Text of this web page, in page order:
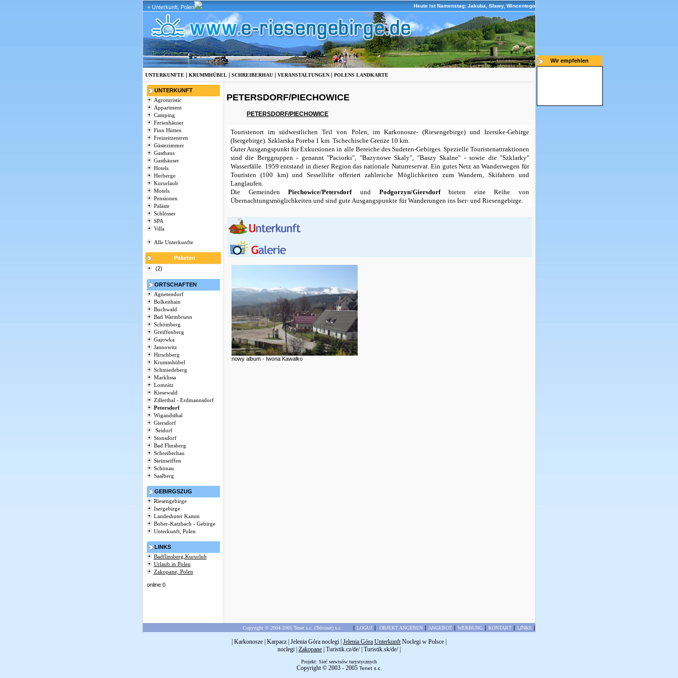
+ Unterkunft, Polen Heute ist Namenstag: Jakuba, Sławy, Wincentego
UNTERKUNFTE | KRUMMHÜBEL | SCHREIBERHAU | VERANSTALTUNGEN | POLENS LANDKARTE
UNTERKUNFT
Agroturistic
Appartment
Camping
Ferienhäuser
Finn Hütten
Freizeitzentren
Gästezimmer
Gasthaus
Gasthäuser
Hotels
Herberge
Kururlaub
Motels
Pensionen
Paläste
Schlösser
SPA
Villa
Alle Unterkunfte
Paketen
(2)
ORTSCHAFTEN
Agnetendorf
Bolkenhain
Buchwald
Bad Warmbrunn
Schömberg
Greiffenberg
Gajowka
Jannowitz
Hirschberg
Krummhübel
Schmiedeberg
Marklissa
Lomnitz
Kiesewald
Zillerthal - Erdmannsdorf
Petersdorf
Wigandsthal
Giersdorf
Seidorf
Stonsdorf
Bad Flinsberg
Schreiberhau
Steinseiffen
Schönau
Saalberg
GEBIRGSZUG
Riesengebirge
Isergebirge
Landeshuter Kamm
Bober-Katzbach - Gebirge
Unterkunft, Polen
LINKS
Badflinsberg,Kururlub
Urlaub in Polen
Zakopane, Polen
online:0
PETERSDORF/PIECHOWICE
PETERSDORF/PIECHOWICE
Touristenort im südwestlichen Teil von Polen, im Karkonosze- (Riesengebirge) und Izersike-Gebirge
(Isergebirge). Szklarska Poreba 1 km. Tschechische Grenze 10 km.
Guter Ausgangspunkt für Exkursionen in alle Bereiche des Sudeten-Gebirges. Spezielle Touristenattraktionen
sind die Berggruppen - genannt "Paciorki", "Bazynowe Skaly", "Baszy Skalne" - sowie die "Szklarky"
Wasserfälle. 1959 entstand in dieser Region das nationale Naturreservat. Ein gutes Netz an Wanderwegen für
Touristen (100 km) und Sessellifte offeriert zahlreiche Möglichkeiten zum Wandern, Skifahren und
Langlaufen.
Die GemeindenPiechowice/Petersdorfund Podgorzyn/Giersdorfbieten eine Reihe von
Übernachtungsmöglichkeiten und sind gute Ausgangspunkte für Wanderungen ins Iser- und Riesengebirge.
nowy album - Iwona Kawałko
Wir empfehlen
Copyright © 2004-2005 Tenet s.c. (Telvinet) s.c. | LOGUJ | OBJEKT ANGEBEN | ANGEBOT | WERBUNG | KONTAKT | LINKS |
Karkonosze Karpacz Jelenia Góra noclegi Jelenia Góra Unterkunft Noclegi w Polsce
noclegi Zakopane Turistik.cz/de/| Turistik.sk/de/|
Projekt: Sieć serwisów turystycznych
Copyright © 2003 - 2005 Tenet s.c.